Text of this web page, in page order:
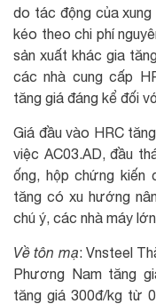
do tác động của
kéo theo chi phí
sản xuất khác gia
các nhà cung cấp
tăng giá đáng kể đối
Giá đầu vào HRC
việc AC03.AD, đầu
ống, hộp chứng kiến
tăng có xu hướng
chú ý, các nhà máy
Về tôn mạ: Vnsteel
Phương Nam tăng
tăng giá 300đ/kg từ